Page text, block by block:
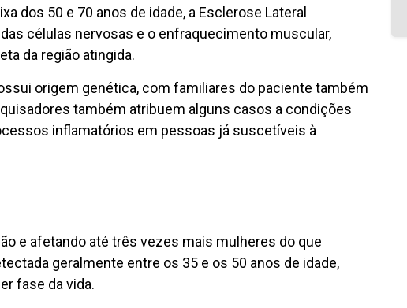
dos 50 e 70 anos de idade, a Esclerose Lateral
células nervosas e o enfraquecimento muscular,
da região atingida.
origem genética, com familiares do paciente também
também atribuem alguns casos a condições
inflamatórios em pessoas já suscetíveis à
e afetando até três vezes mais mulheres do que
geralmente entre os 35 e os 50 anos de idade,
fase da vida.